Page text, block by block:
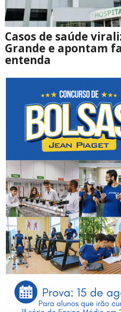
Casos de saúde
Grande e apontam
entenda